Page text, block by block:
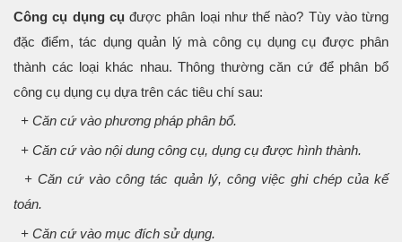
Công cụ dụng cụ được phân loại như thế nào? Tùy vào từng
đặc điểm, tác dụng quản lý mà công cụ dụng cụ được phân
thành các loại khác nhau. Thông thường căn cứ để phân bổ
công cụ dụng cụ dựa trên các tiêu chí sau:
+ Căn cứ vào phương pháp phân bổ.
+ Căn cứ vào nội dung công cụ, dụng cụ được hình thành.
+ Căn cứ vào công tác quản lý, công việc ghi chép của kế
toán.
+ Căn cứ vào mục đích sử dụng.